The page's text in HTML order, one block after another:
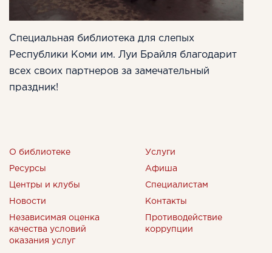
Специальная библиотека для слепых
Республики Коми им. Луи Брайля благодарит
всех своих партнеров за замечательный
праздник!
О библиотеке Услуги
Ресурсы Афиша
Центры и клубы Специалистам
Новости Контакты
Независимая оценка
качества условий
оказания услуг
Противодействие
коррупции